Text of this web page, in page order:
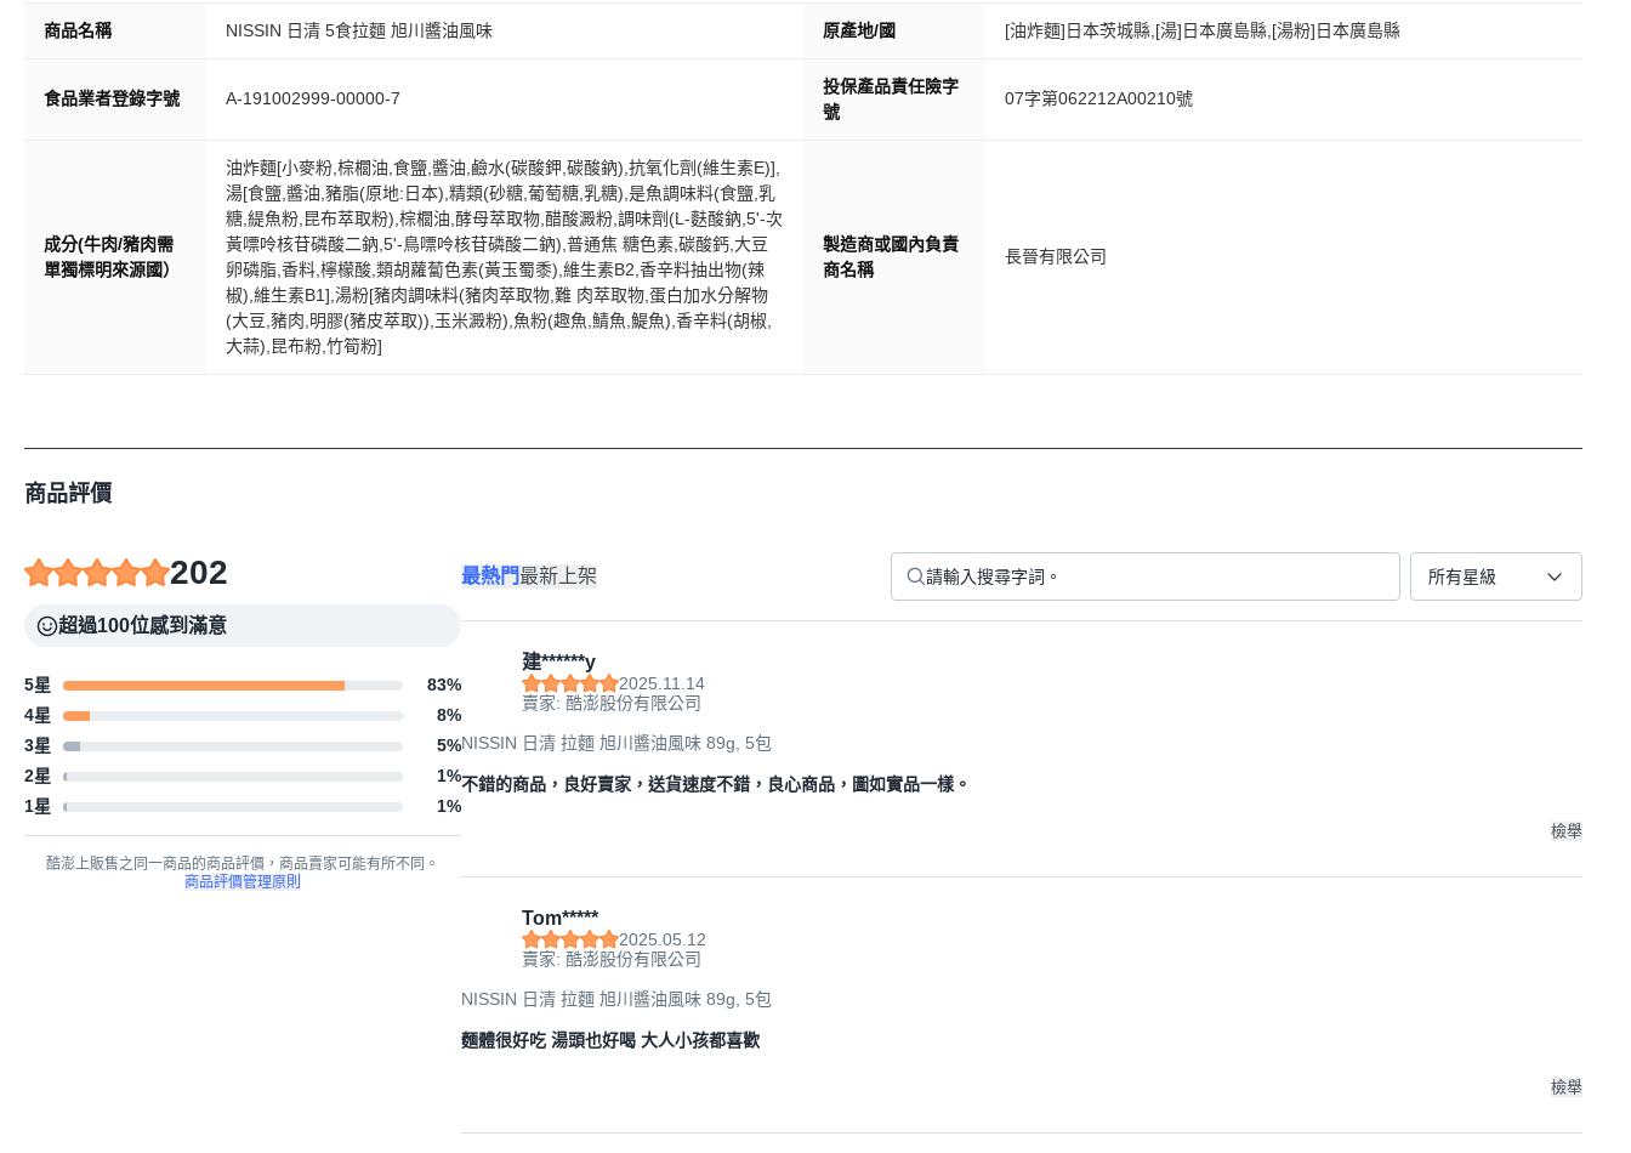
商品名稱 NISSIN 日清 5食拉麵 旭川醬油風味 原產地/國 [油炸麵]日本茨城縣,[湯]日本廣島縣,[湯粉]日本廣島縣
食品業者登錄字號 A-191002999-00000-7
投保產品責任險字
號
07字第062212A00210號
成分(牛肉/豬肉需
單獨標明來源國）
油炸麵[小麥粉,棕櫚油,食鹽,醬油,鹼水(碳酸鉀,碳酸鈉),抗氧化劑(維生素E)],
湯[食鹽,醬油,豬脂(原地:日本),精類(砂糖,葡萄糖,乳糖),是魚調味料(食鹽,乳
糖,緹魚粉,昆布萃取粉),棕櫚油,酵母萃取物,醋酸澱粉,調味劑(L-麩酸鈉,5'-次
黃嘌呤核苷磷酸二鈉,5'-鳥嘌呤核苷磷酸二鈉),普通焦 糖色素,碳酸鈣,大豆
卵磷脂,香料,檸檬酸,類胡蘿蔔色素(黃玉蜀黍),維生素B2,香辛料抽出物(辣
椒),維生素B1],湯粉[豬肉調味料(豬肉萃取物,難 肉萃取物,蛋白加水分解物
(大豆,豬肉,明膠(豬皮萃取)),玉米澱粉),魚粉(趣魚,鯖魚,鯷魚),香辛料(胡椒,
大蒜),昆布粉,竹筍粉]
製造商或國內負責
商名稱
長晉有限公司
商品評價
202
超過100位感到滿意
5星 83%
4星
8%
3星
5%
2星
1%
1星
1%
酷澎上販售之同一商品的商品評價，商品賣家可能有所不同。
商品評價管理原則
最熱門最新上架 所有星級
建******y
2025.11.14
賣家: 酷澎股份有限公司
NISSIN 日清 拉麵 旭川醬油風味 89g, 5包
不錯的商品，良好賣家，送貨速度不錯，良心商品，圖如實品一樣。
檢舉
Tom*****
2025.05.12
賣家: 酷澎股份有限公司
NISSIN 日清 拉麵 旭川醬油風味 89g, 5包
麵體很好吃 湯頭也好喝 大人小孩都喜歡
檢舉